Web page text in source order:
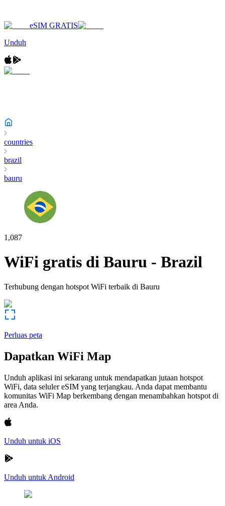
eSIM GRATIS
Unduh
countries
brazil
bauru
1,087
WiFi gratis di Bauru - Brazil
Terhubung dengan hotspot WiFi terbaik di Bauru
Perluas peta
Dapatkan WiFi Map
Unduh aplikasi ini sekarang untuk mendapatkan jutaan hotspot
WiFi, data seluler eSIM yang terjangkau. Anda dapat membantu
komunitas WiFi Map berkembang dengan menambahkan hotspot di
area Anda.
Unduh untuk iOS
Unduh untuk Android